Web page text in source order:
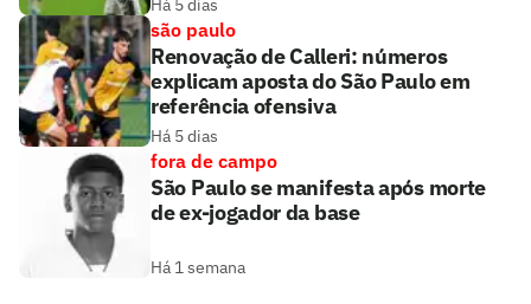
Há 5 dias
são paulo
Renovação de Calleri: números
explicam aposta do São Paulo em
referência ofensiva
Há 5 dias
fora de campo
São Paulo se manifesta após morte
de ex-jogador da base
Há 1 semana